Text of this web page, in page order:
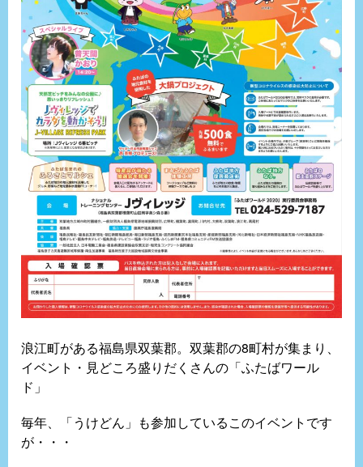
浪江町がある福島県双葉郡。双葉郡の8町村が集まり、
イベント・見どころ盛りだくさんの「ふたばワール
ド」
毎年、「うけどん」も参加しているこのイベントです
が・・・